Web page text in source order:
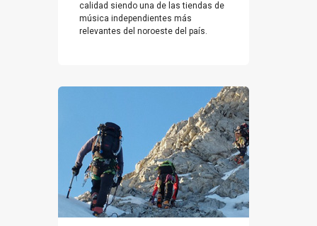
calidad siendo una de las tiendas de
música independientes más
relevantes del noroeste del país.